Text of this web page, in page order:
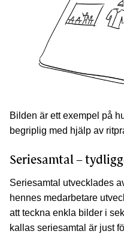
Bilden är ett exempel på
begriplig med hjälp av
Seriesamtal –
Seriesamtal utvecklades
hennes medarbetare
att teckna enkla bilder i
kallas seriesamtal är just